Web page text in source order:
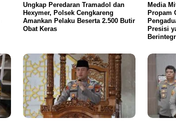
Ungkap Peredaran Tramadol dan
Hexymer, Polsek Cengkareng
Amankan Pelaku Beserta 2.500 Butir
Obat Keras
Media
Propam
Presisi